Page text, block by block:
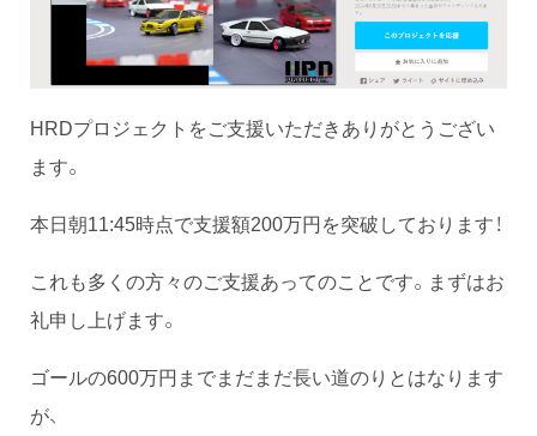
HRDプロジェクトをご支援いただきありがとうござい
ます。
本日朝11:45時点で支援額200万円を突破しております！
これも多くの方々のご支援あってのことです。まずはお
礼申し上げます。
ゴールの600万円までまだまだ長い道のりとはなります
が、